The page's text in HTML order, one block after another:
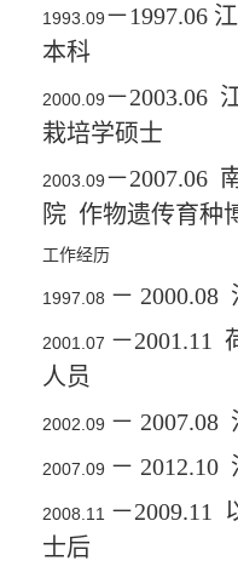
1993.09－1997.06
本科
2000.09－2003.06
栽培学硕士
2003.09－2007.06
院 作物遗传育种
工作经历
1997.08 － 2000.08
2001.07 －2001.11
人员
2002.09 － 2007.08
2007.09 － 2012.10
2008.11 －2009.11
士后